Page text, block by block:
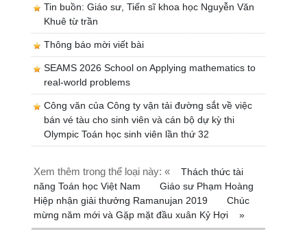
Tin buồn: Giáo sư, Tiến sĩ khoa học Nguyễn Văn
Khuê từ trần
Thông báo mời viết bài
SEAMS 2026 School on Applying mathematics to
real-world problems
Công văn của Công ty vận tải đường sắt về việc
bán vé tàu cho sinh viên và cán bộ dự kỳ thi
Olympic Toán học sinh viên lần thứ 32
Xem thêm trong thể loại này: «
Thách thức tài
năng Toán học Việt Nam
Giáo sư Phạm Hoàng
Hiệp nhận giải thưởng Ramanujan 2019
Chúc
mừng năm mới và Gặp mặt đầu xuân Kỷ Hợi
»